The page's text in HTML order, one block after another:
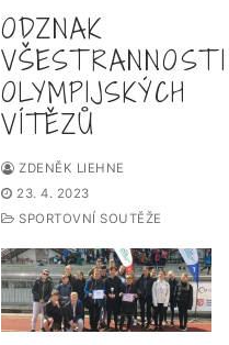
ODZNAK
VŠESTRANNOSTI
OLYMPIJSKÝCH
VÍTĚZŮ
ZDENĚK LIEHNE
23. 4. 2023
SPORTOVNÍ SOUTĚŽE